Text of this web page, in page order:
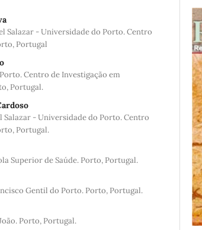
Salazar - Universidade do Porto. Centro
Portugal
Centro de Investigação em
Portugal.
- Universidade do Porto. Centro
Portugal.
Superior de Saúde. Porto, Portugal.
Gentil do Porto. Porto, Portugal.
Porto, Portugal.